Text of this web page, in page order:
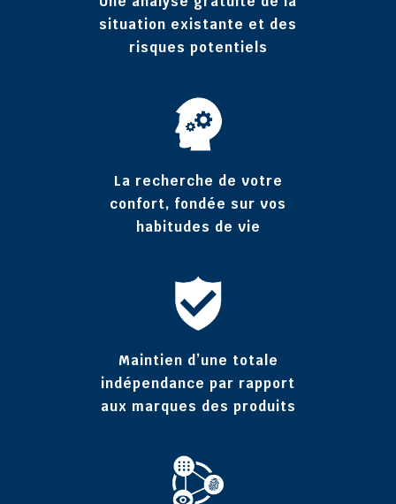
situation existante et des
risques potentiels
La recherche de votre
confort, fondée sur vos
habitudes de vie
Maintien d’une totale
indépendance par rapport
aux marques des produits